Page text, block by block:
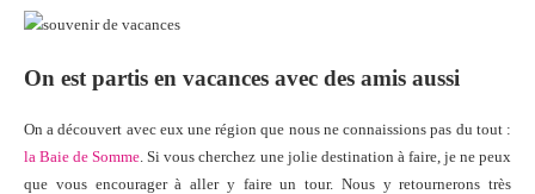
On est partis en vacances avec des amis aussi
On a découvert avec eux une région que nous ne connaissions pas du tout :
la Baie de Somme. Si vous cherchez une jolie destination à faire, je ne peux
que vous encourager à aller y faire un tour. Nous y retournerons très